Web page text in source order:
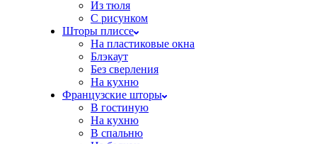
Из тюля
С рисунком
Шторы плиссе
На пластиковые окна
Блэкаут
Без сверления
На кухню
Французские шторы
В гостиную
На кухню
В спальню